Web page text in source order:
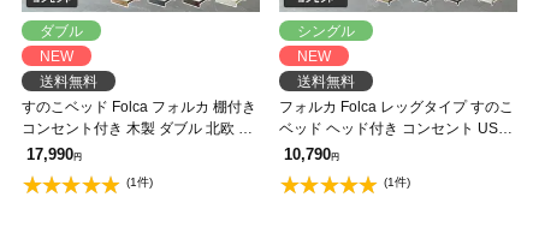
ダブル
NEW
送料無料
すのこベッド Folca フォルカ 棚付き
コンセント付き 木製 ダブル 北欧 モ
ダン モルタル調
17,990円
(1件)
シングル
NEW
送料無料
フォルカ Folca レッグタイプ すのこ
ベッド ヘッド付き コンセント USB
コンセント 充電 シングル 木製 北欧
モダン モルタル調
10,790円
(1件)